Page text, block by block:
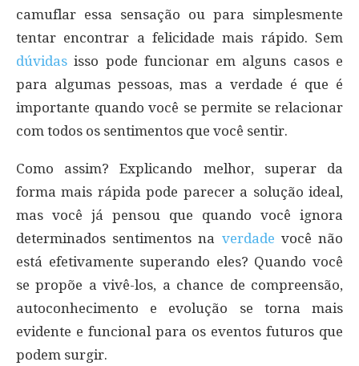
camuflar essa sensação ou para simplesmente
tentar encontrar a felicidade mais rápido. Sem
dúvidas isso pode funcionar em alguns casos e
para algumas pessoas, mas a verdade é que é
importante quando você se permite se relacionar
com todos os sentimentos que você sentir.
Como assim? Explicando melhor, superar da
forma mais rápida pode parecer a solução ideal,
mas você já pensou que quando você ignora
determinados sentimentos na verdade você não
está efetivamente superando eles? Quando você
se propõe a vivê-los, a chance de compreensão,
autoconhecimento e evolução se torna mais
evidente e funcional para os eventos futuros que
podem surgir.